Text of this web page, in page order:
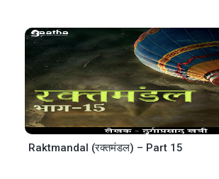
Raktmandal (रक्तमंडल) – Part 15